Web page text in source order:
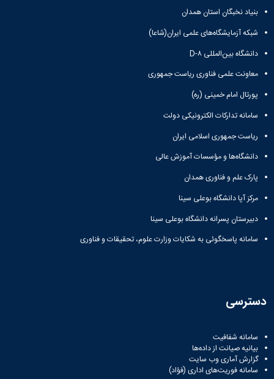
بنیاد نخبگان استان همدان
شبکه آزمایشگاه‌های علمی ایران(شاعا)
دانشگاه بین‌المللی D-۸
معاونت علمی فناوری ریاست جمهوری
پورتال امام خمینی (ره)
سامانه تدارکات الکترونیکی دولت
ریاست جمهوری اسلامی ایران
دانشگاه‌ها و مؤسسات آموزش عالی
پارک علم و فناوری همدان
مرکز آپا دانشگاه بوعلی سینا
دبیرستان پسرانه دانشگاه بوعلی سینا
سامانه پاسخگوئی به شکایات وزارت علوم، تحقیقات و فناوری
دسترسی
سامانه شفافیت
بیانیه صیانت از داده‌ها
گزارش آماری وب‌ سایت
سامانه فوریت‌های اداری (فؤاد)